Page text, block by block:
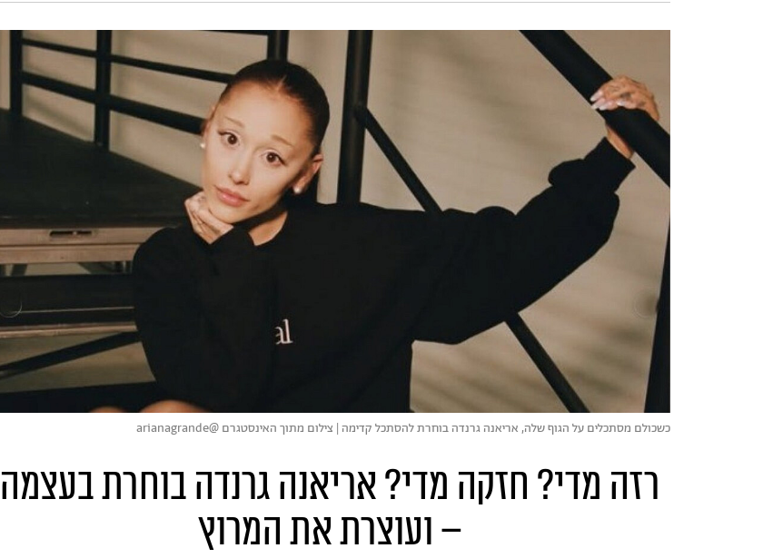
כשכולם מסתכלים על הגוף שלה, אריאנה גרנדה בוחרת להסתכל קדימה | צילום מתוך האינסטגרם @arianagrande
רזה מדי? חזקה מדי? אריאנה גרנדה בוחרת בעצמה
– ועוצרת את המרוץ